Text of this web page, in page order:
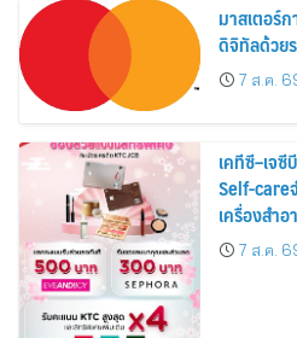
มาสเตอร์
ดิจิทัลด้วย
7 ส.ค.
เคทีซี–เจ
Self-care
เครื่องสำ
7 ส.ค.